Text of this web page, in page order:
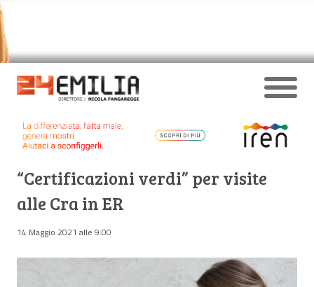
“Certificazioni verdi” per visite
alle Cra in ER
14 Maggio 2021 alle 9:00